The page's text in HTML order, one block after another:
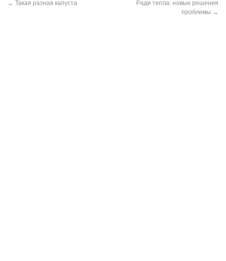
← Такая разная капуста
Ради тепла: новые решения
проблемы →